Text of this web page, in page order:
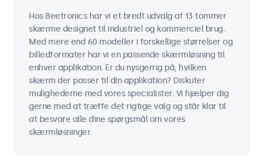
Hos Beetronics har vi et bredt udvalg af 13 tommer
skærme designet til industriel og kommerciel brug.
Med mere end 60 modeller i forskellige størrelser og
billedformater har vi en passende skærmløsning til
enhver applikation. Er du nysgerrig på, hvilken
skærm der passer til din applikation? Diskuter
mulighederne med vores specialister. Vi hjælper dig
gerne med at træffe det rigtige valg og står klar til
at besvare alle dine spørgsmål om vores
skærmløsninger.